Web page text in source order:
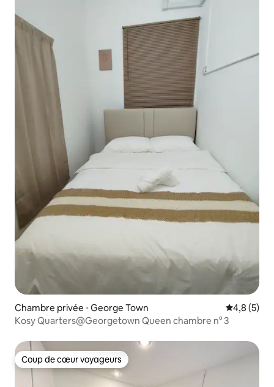
Chambre privée ⋅ George Town Évaluation
4,8 (5)
Kosy Quarters@Georgetown Queen chambre n° 3
Coup de cœur voyageurs
Coup de cœur voyageurs